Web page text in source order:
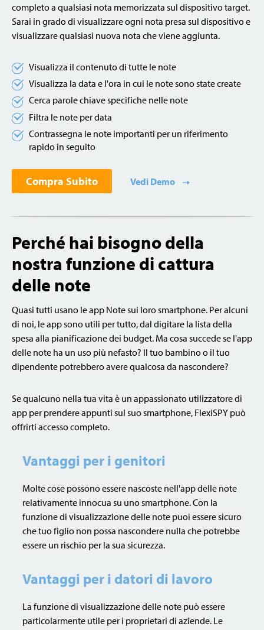
completo a qualsiasi nota memorizzata sul dispositivo target.
Sarai in grado di visualizzare ogni nota presa sul dispositivo e
visualizzare qualsiasi nuova nota che viene aggiunta.
Visualizza il contenuto di tutte le note
Visualizza la data e l'ora in cui le note sono state create
Cerca parole chiave specifiche nelle note
Filtra le note per data
Contrassegna le note importanti per un riferimento
rapido in seguito
Compra Subito Vedi Demo
Perché hai bisogno della
nostra funzione di cattura
delle note
Quasi tutti usano le app Note sui loro smartphone. Per alcuni
di noi, le app sono utili per tutto, dal digitare la lista della
spesa alla pianificazione dei budget. Ma cosa succede se l'app
delle note ha un uso più nefasto? Il tuo bambino o il tuo
dipendente potrebbero avere qualcosa da nascondere?
Se qualcuno nella tua vita è un appassionato utilizzatore di
app per prendere appunti sul suo smartphone, FlexiSPY può
offrirti accesso completo.
Vantaggi per i genitori
Molte cose possono essere nascoste nell'app delle note
relativamente innocua su uno smartphone. Con la
funzione di visualizzazione delle note puoi essere sicuro
che tuo figlio non possa nascondere nulla che potrebbe
essere un rischio per la sua sicurezza.
Vantaggi per i datori di lavoro
La funzione di visualizzazione delle note può essere
particolarmente utile per i proprietari di aziende. Le